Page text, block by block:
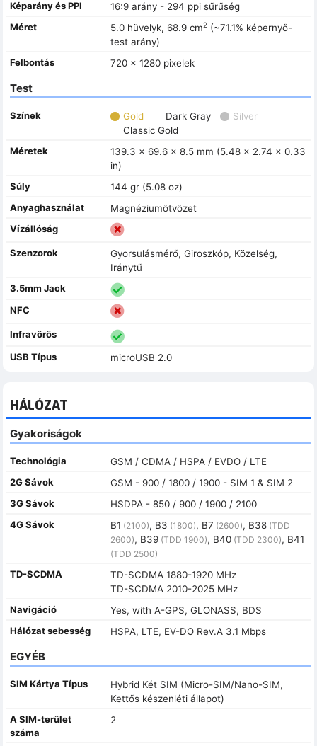
Képarány és PPI
16:9 arány - 294 ppi sűrűség
Méret
5.0 hüvelyk, 68.9 cm2(~71.1% képernyő-
test arány)
Felbontás
720 x 1280 pixelek
Test
Színek Gold Dark Gray
Silver
Classic Gold
Méretek
139.3 x 69.6 x 8.5 mm (5.48 x 2.74 x 0.33
in)
Súly
144 gr (5.08 oz)
Anyaghasználat
Magnéziumötvözet
Vízállóság
Szenzorok
Gyorsulásmérő, Giroszkóp, Közelség,
Iránytű
3.5mm Jack
NFC
Infravörös
USB Típus
microUSB 2.0
HÁLÓZAT
Gyakoriságok
Technológia
GSM / CDMA / HSPA / EVDO / LTE
2G Sávok
GSM - 900 / 1800 / 1900 - SIM 1 & SIM 2
3G Sávok
HSDPA - 850 / 900 / 1900 / 2100
4G Sávok
B1 (2100), B3 (1800), B7 (2600), B38(TDD
2600), B39(TDD 1900), B40(TDD 2300), B41
(TDD 2500)
TD-SCDMA
TD-SCDMA 1880-1920 MHz
TD-SCDMA 2010-2025 MHz
Navigáció
Yes, with A-GPS, GLONASS, BDS
Hálózat sebesség
HSPA, LTE, EV-DO Rev.A 3.1 Mbps
EGYÉB
SIM Kártya Típus
Hybrid Két SIM (Micro-SIM/Nano-SIM,
Kettős készenléti állapot)
A SIM-terület
száma
2